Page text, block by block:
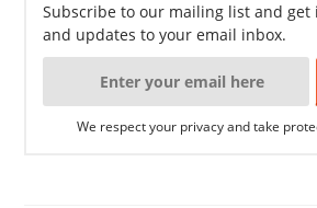
Subscribe to our mailing list and
and updates to your email inbox.
We respect your privacy and take